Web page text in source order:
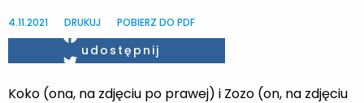
4.11.2021 DRUKUJ POBIERZ DO PDF
Twitter
udostępnij
Koko (ona, na zdjęciu po prawej) i Zozo (on, na zdjęciu